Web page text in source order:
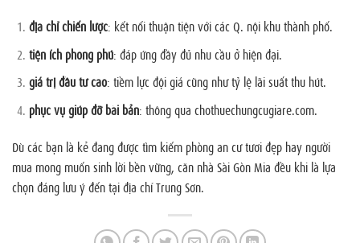
địa chỉ chiến lược: kết nối thuận tiện với các Q. nội khu thành phố.
tiện ích phong phú: đáp ứng đầy đủ nhu cầu ở hiện đại.
giá trị đầu tư cao: tiềm lực đội giá cũng như tỷ lệ lãi suất thu hút.
phục vụ giúp đỡ bài bản: thông qua chothuechungcugiare.com.
Dù các bạn là kẻ đang được tìm kiếm phòng an cư tươi đẹp hay người
mua mong muốn sinh lời bền vững, căn nhà Sài Gòn Mia đều khi là lựa
chọn đáng lưu ý đến tại địa chỉ Trung Sơn.